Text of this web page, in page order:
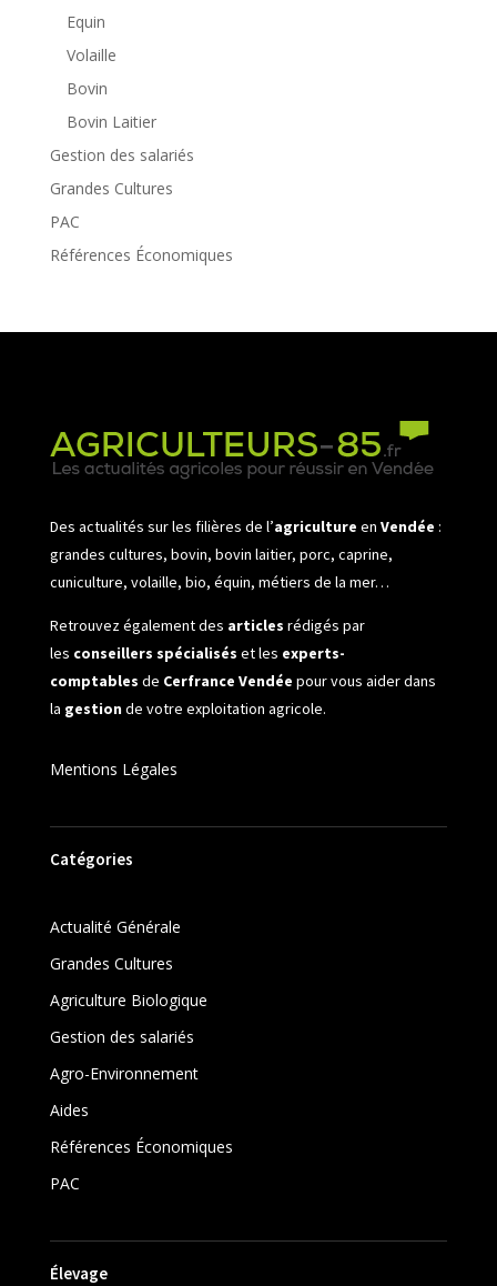
Equin
Volaille
Bovin
Bovin Laitier
Gestion des salariés
Grandes Cultures
PAC
Références Économiques
Des actualités sur les filières de l’agriculture en Vendée :
grandes cultures, bovin, bovin laitier, porc, caprine,
cuniculture, volaille, bio, équin, métiers de la mer…
Retrouvez également des articles rédigés par
les conseillers spécialisés et les experts-
comptables de Cerfrance Vendée pour vous aider dans
la gestionde votre exploitation agricole.
Mentions Légales
Catégories
Actualité Générale
Grandes Cultures
Agriculture Biologique
Gestion des salariés
Agro-Environnement
Aides
Références Économiques
PAC
Élevage